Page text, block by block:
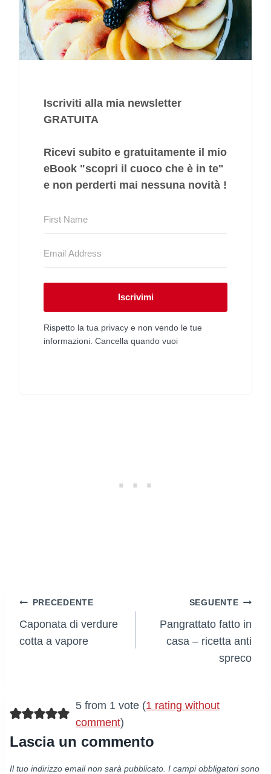
Iscriviti alla mia newsletter
GRATUITA
Ricevi subito e gratuitamente il mio
eBook "scopri il cuoco che è in te"
e non perderti mai nessuna novità !
Iscrivimi
Rispetto la tua privacy e non vendo le tue
informazioni. Cancella quando vuoi
Navigazione
articoli
PRECEDENTE
Caponata di verdure
cotta a vapore
SEGUENTE
Pangrattato fatto in
casa – ricetta anti
spreco
5 from 1 vote (1 rating without
comment)
Lascia un commento
Il tuo indirizzo email non sarà pubblicato. I campi obbligatori sono